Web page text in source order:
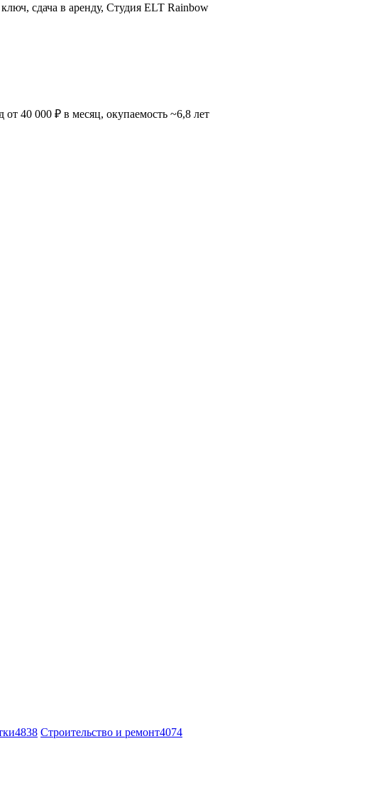
сдача в аренду, Студия ELT Rainbow
40 000 ₽ в месяц, окупаемость ~6,8 лет
4838 Строительство и ремонт4074